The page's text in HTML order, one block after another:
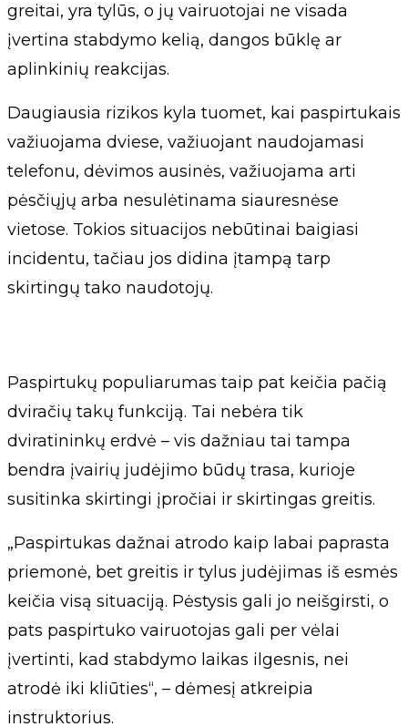
greitai, yra tylūs, o jų vairuotojai ne visada
įvertina stabdymo kelią, dangos būklę ar
aplinkinių reakcijas.
Daugiausia rizikos kyla tuomet, kai paspirtukais
važiuojama dviese, važiuojant naudojamasi
telefonu, dėvimos ausinės, važiuojama arti
pėsčiųjų arba nesulėtinama siauresnėse
vietose. Tokios situacijos nebūtinai baigiasi
incidentu, tačiau jos didina įtampą tarp
skirtingų tako naudotojų.
Paspirtukų populiarumas taip pat keičia pačią
dviračių takų funkciją. Tai nebėra tik
dviratininkų erdvė – vis dažniau tai tampa
bendra įvairių judėjimo būdų trasa, kurioje
susitinka skirtingi įpročiai ir skirtingas greitis.
„Paspirtukas dažnai atrodo kaip labai paprasta
priemonė, bet greitis ir tylus judėjimas iš esmės
keičia visą situaciją. Pėstysis gali jo neišgirsti, o
pats paspirtuko vairuotojas gali per vėlai
įvertinti, kad stabdymo laikas ilgesnis, nei
atrodė iki kliūties“, – dėmesį atkreipia
instruktorius.